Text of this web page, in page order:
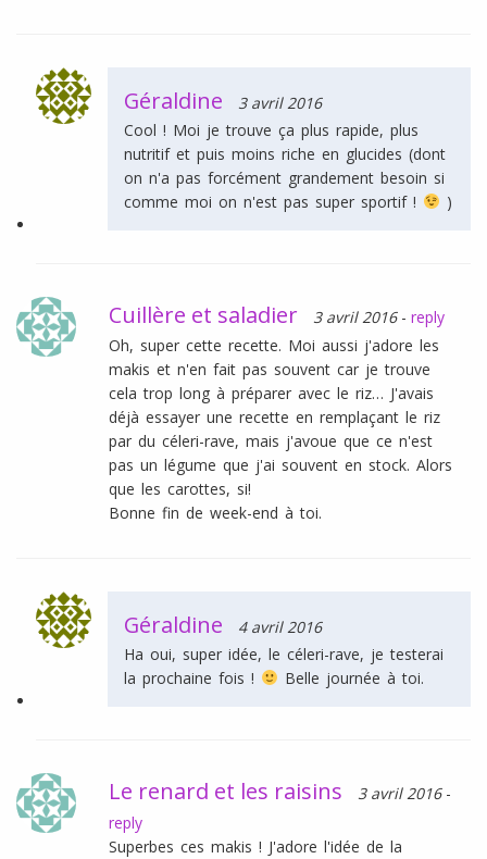
Géraldine
3 avril 2016
Cool ! Moi je trouve ça plus rapide, plus
nutritif et puis moins riche en glucides (dont
on n'a pas forcément grandement besoin si
comme moi on n'est pas super sportif !
)
Cuillère et saladier 3 avril 2016 - reply
Oh, super cette recette. Moi aussi j'adore les
makis et n'en fait pas souvent car je trouve
cela trop long à préparer avec le riz… J'avais
déjà essayer une recette en remplaçant le riz
par du céleri-rave, mais j'avoue que ce n'est
pas un légume que j'ai souvent en stock. Alors
que les carottes, si!
Bonne fin de week-end à toi.
Géraldine
4 avril 2016
Ha oui, super idée, le céleri-rave, je testerai
la prochaine fois !
Belle journée à toi.
Le renard et les raisins 3 avril 2016 -
reply
Superbes ces makis ! J'adore l'idée de la